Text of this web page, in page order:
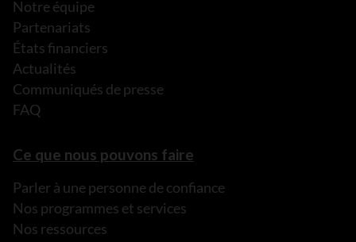
Notre équipe
Partenariats
États financiers
Actualités
Communiqués de presse
FAQ
Ce que nous pouvons faire
Parler à une personne de confiance
Nos programmes et services
Nos ressources